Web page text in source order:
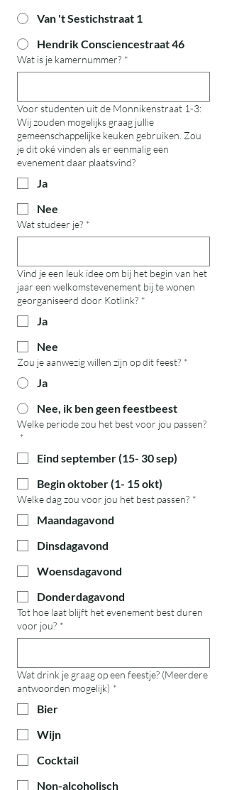
Van 't Sestichstraat 1
Hendrik Consciencestraat 46
Wat is je kamernummer? *
Voor studenten uit de Monnikenstraat 1-3:
Wij zouden mogelijks graag jullie
gemeenschappelijke keuken gebruiken. Zou
je dit oké vinden als er eenmalig een
evenement daar plaatsvind?
Ja
Nee
Wat studeer je? *
Vind je een leuk idee om bij het begin van het
jaar een welkomstevenement bij te wonen
georganiseerd door Kotlink? *
Ja
Nee
Zou je aanwezig willen zijn op dit feest? *
Ja
Nee, ik ben geen feestbeest
Welke periode zou het best voor jou passen?
*
Eind september (15- 30 sep)
Begin oktober (1- 15 okt)
Welke dag zou voor jou het best passen? *
Maandagavond
Dinsdagavond
Woensdagavond
Donderdagavond
Tot hoe laat blijft het evenement best duren
voor jou? *
Wat drink je graag op een feestje? (Meerdere
antwoorden mogelijk) *
Bier
Wijn
Cocktail
Non-alcoholisch